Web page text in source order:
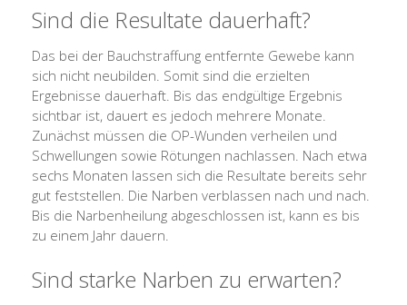
Sind die Resultate dauerhaft?
Das bei der Bauchstraffung entfernte Gewebe kann
sich nicht neubilden. Somit sind die erzielten
Ergebnisse dauerhaft. Bis das endgültige Ergebnis
sichtbar ist, dauert es jedoch mehrere Monate.
Zunächst müssen die OP-Wunden verheilen und
Schwellungen sowie Rötungen nachlassen. Nach etwa
sechs Monaten lassen sich die Resultate bereits sehr
gut feststellen. Die Narben verblassen nach und nach.
Bis die Narbenheilung abgeschlossen ist, kann es bis
zu einem Jahr dauern.
Sind starke Narben zu erwarten?